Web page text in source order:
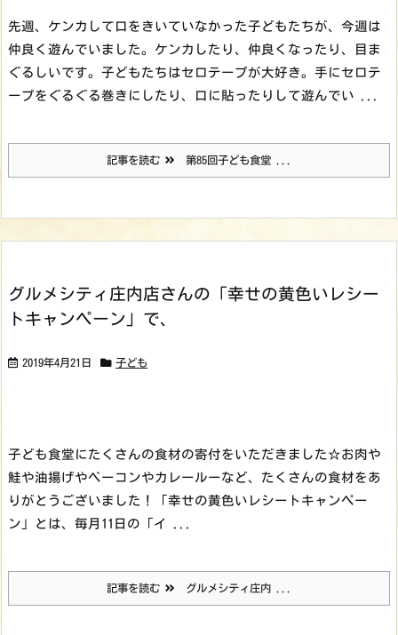
先週、ケンカして口をきいていなかった子どもたちが、今週は
仲良く遊んでいました。ケンカしたり、仲良くなったり、目ま
ぐるしいです。 子どもたちはセロテープが大好き。手にセロテ
ープをぐるぐる巻きにしたり、口に貼ったりして遊んでい ...
記事を読む 第85回子ども食堂 ...
グルメシティ庄内店さんの「幸せの黄色いレシー
トキャンペーン」で、
2019年4月21日 子ども
子ども食堂にたくさんの食材の寄付をいただきました☆お肉や
鮭や油揚げやベーコンやカレールーなど、たくさんの食材をあ
りがとうございました！
「幸せの黄色いレシートキャンペー
ン」とは、 毎月11日の「イ ...
記事を読む グルメシティ庄内 ...